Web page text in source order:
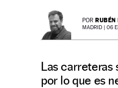
POR RUBÉN
MADRID | 06
Las carreteras
por lo que es